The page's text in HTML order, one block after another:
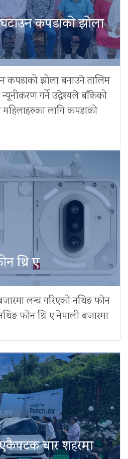
घटाउन कपडाको झोला
कपडाको झोला बनाउने तालिम
न्यूनीकरण गर्ने उद्धेश्यले बाँकेको
लागि कपडाको
थ्रि ए
लन्च गरिएको नथिङ फोन
फोन थ्रि ए नेपाली बजारमा
चार शहरमा